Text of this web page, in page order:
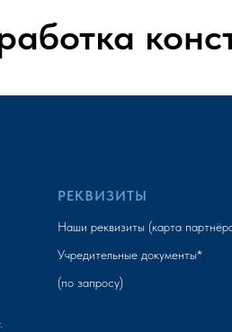
РЕКВИЗИТЫ
Наши реквизиты (карта
Учредительные документы*
(по запросу)